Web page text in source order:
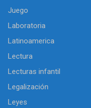
Juego
Laboratoria
Latinoamerica
Lectura
Lecturas infantil
Legalización
Leyes